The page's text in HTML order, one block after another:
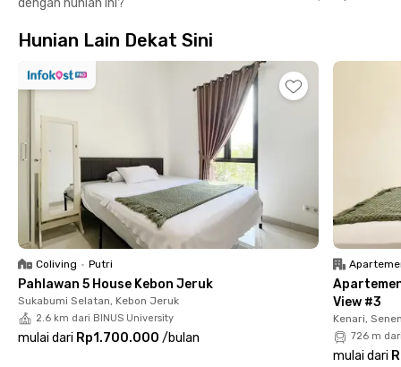
📍 Universitas Tarumanegara – 5 menit berkendara
perkantoran
Akses transportasi mudah dari mana saja
📍 KRL Stasiun Tanah Abang – 14 menit berkendara
📍 Mikrotrans Simpang Rawa Kepa Utama – 10 menit berjalan
📍 Halte TransJakarta RS Harapan Kita – 8 menit berjalan kaki
Dekat mall & tempat hangout
📍 Mall Taman Anggrek – 8 menit berkendara
📍 Neo Soho & Central Park – < 10 menit
Fasilitas lengkap untuk kenyamananmu
✅ Kamar fully furnished + AC
✅ Kamar mandi dalam + shower + water heater
✅ WiFi cepat
✅ CCTV 24 jam
Hunian Lain Dekat Sini
Coliving • Putri
Pahlawan 5 House Kebon Jeruk
Sukabumi Selatan, Kebon Jeruk
2.6 km dari BINUS University
mulai dari Rp1.700.000 /bulan
View #3
Kenari,
726 m
mulai dari